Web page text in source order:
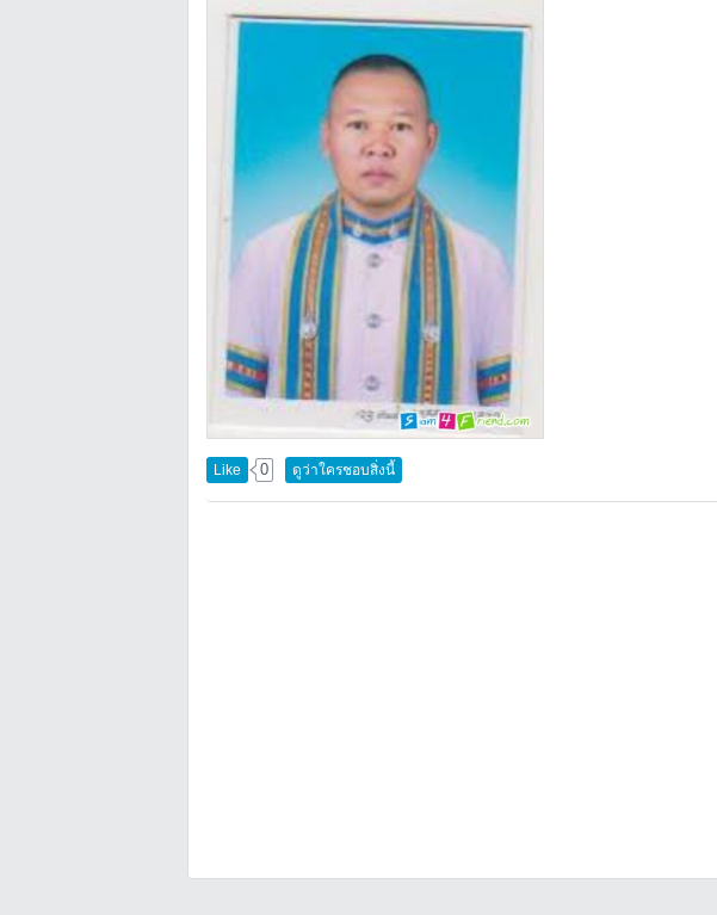
Like 0 ดูว่าใครชอบสิ่งนี้